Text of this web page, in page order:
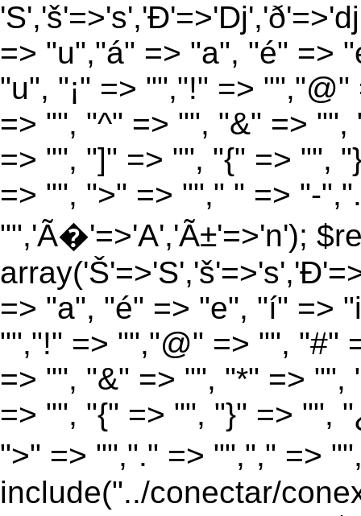
=> "u","á" => "a", "é" =>
"u", "¡" => "","!" =>
=> "", "^" => "", "&" =>
=> "", "]" => "", "{" => "",
=> "", ">" => ""," " => "-
"",'Ã�'=>'A','Ã±'=>'n');
=> "a", "é" => "e", "í" =>
"","!" => "","@" => "", "#"
=> "", "&" => "", "*" =>
=> "", "{" => "", "}" => "",
">" => "","." => "","," =>
include("../conectar/